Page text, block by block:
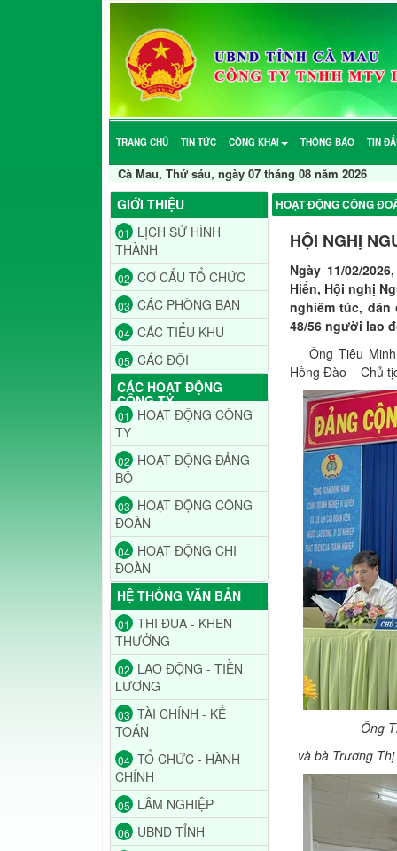
TRANG CHỦ TIN TỨC CÔNG KHAI THÔNG BÁO TIN
Cà Mau, Thứ sáu, ngày 07 tháng 08 năm 2026
GIỚI THIỆU
01
LỊCH SỬ HÌNH
THÀNH
02 CƠ CẤU TỔ CHỨC
03 CÁC PHÒNG BAN
04 CÁC TIỂU KHU
05 CÁC ĐỘI
CÁC HOẠT ĐỘNG
CÔNG TY
01
HOẠT ĐỘNG CÔNG
TY
02 HOẠT ĐỘNG ĐẢNG
BỘ
03 HOẠT ĐỘNG CÔNG
ĐOÀN
04 HOẠT ĐỘNG CHI
ĐOÀN
HỆ THỐNG VĂN BẢN
01 THI ĐUA - KHEN
THƯỞNG
02 LAO ĐỘNG - TIỀN
LƯƠNG
03 TÀI CHÍNH - KẾ
TOÁN
04 TỔ CHỨC - HÀNH
CHÍNH
05 LÂM NGHIỆP
06 UBND TỈNH
HOẠT ĐỘNG CÔNG
HỘI NGHỊ
Ngày 11/02/
Hiển, Hội nghị
nghiêm túc,
48/56 người lao
Ông Tiêu Minh
Hồng Đào – Chủ
Ông
và bà Trương